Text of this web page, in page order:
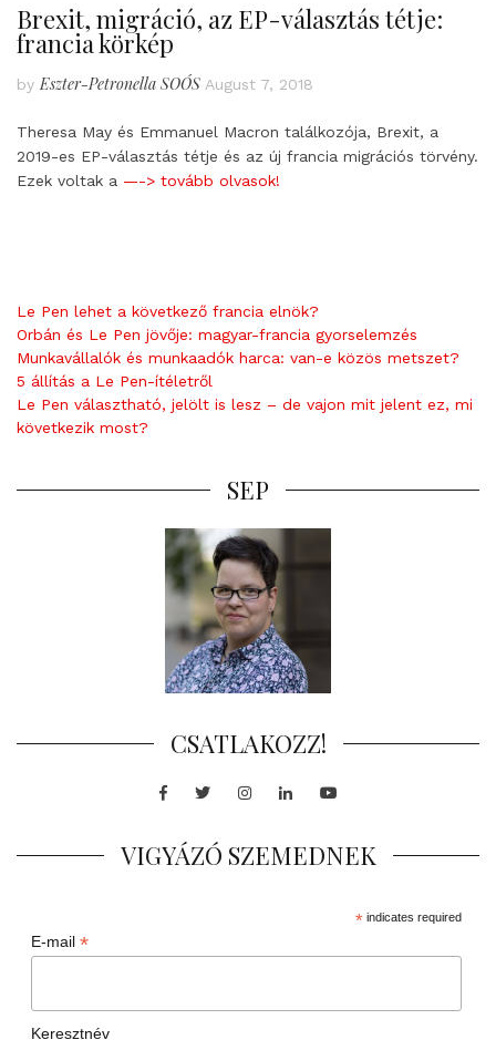
Brexit, migráció, az EP-választás tétje:
francia körkép
by Eszter-Petronella SOÓS August 7, 2018
Theresa May és Emmanuel Macron találkozója, Brexit, a
2019-es EP-választás tétje és az új francia migrációs törvény.
Ezek voltak a —-> tovább olvasok!
Le Pen lehet a következő francia elnök?
Orbán és Le Pen jövője: magyar-francia gyorselemzés
Munkavállalók és munkaadók harca: van-e közös metszet?
5 állítás a Le Pen-ítéletről
Le Pen választható, jelölt is lesz – de vajon mit jelent ez, mi
következik most?
SEP
CSATLAKOZZ!
Facebook
TwitterInstagram
LinkedInYoutube
VIGYÁZÓ SZEMEDNEK
*indicates required
E-mail *
Keresztnév